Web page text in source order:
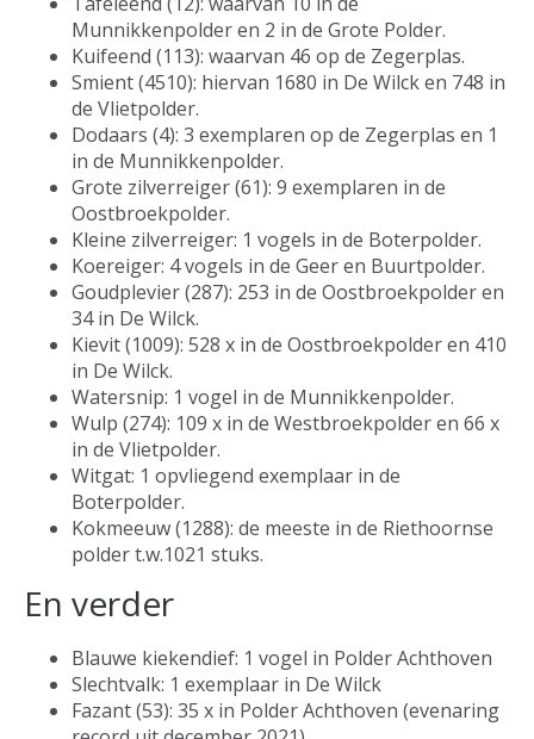
Munnikkenpolder en 2 in de Grote Polder.
Kuifeend (113): waarvan 46 op de Zegerplas.
Smient (4510): hiervan 1680 in De Wilck en 748 in
de Vlietpolder.
Dodaars (4): 3 exemplaren op de Zegerplas en 1
in de Munnikkenpolder.
Grote zilverreiger (61): 9 exemplaren in de
Oostbroekpolder.
Kleine zilverreiger: 1 vogels in de Boterpolder.
Koereiger: 4 vogels in de Geer en Buurtpolder.
Goudplevier (287): 253 in de Oostbroekpolder en
34 in De Wilck.
Kievit (1009): 528 x in de Oostbroekpolder en 410
in De Wilck.
Watersnip: 1 vogel in de Munnikkenpolder.
Wulp (274): 109 x in de Westbroekpolder en 66 x
in de Vlietpolder.
Witgat: 1 opvliegend exemplaar in de
Boterpolder.
Kokmeeuw (1288): de meeste in de Riethoornse
polder t.w.1021 stuks.
En verder
Blauwe kiekendief: 1 vogel in Polder Achthoven
Slechtvalk: 1 exemplaar in De Wilck
Fazant (53): 35 x in Polder Achthoven (evenaring